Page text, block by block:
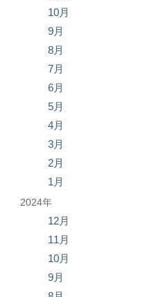
10月
9月
8月
7月
6月
5月
4月
3月
2月
1月
2024年
12月
11月
10月
9月